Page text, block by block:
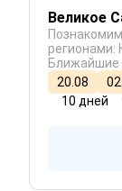
Великое
регионами:
Ближайшие
20.08
10 дней